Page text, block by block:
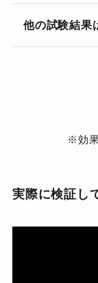
他の試験結果
※効
実際に検証し